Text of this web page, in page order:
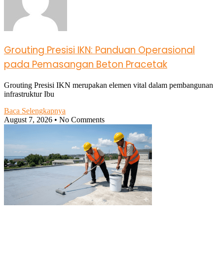
Grouting Presisi IKN: Panduan Operasional
pada Pemasangan Beton Pracetak
Grouting Presisi IKN merupakan elemen vital dalam pembangunan
infrastruktur Ibu
Baca Selengkapnya
August 7, 2026
No Comments